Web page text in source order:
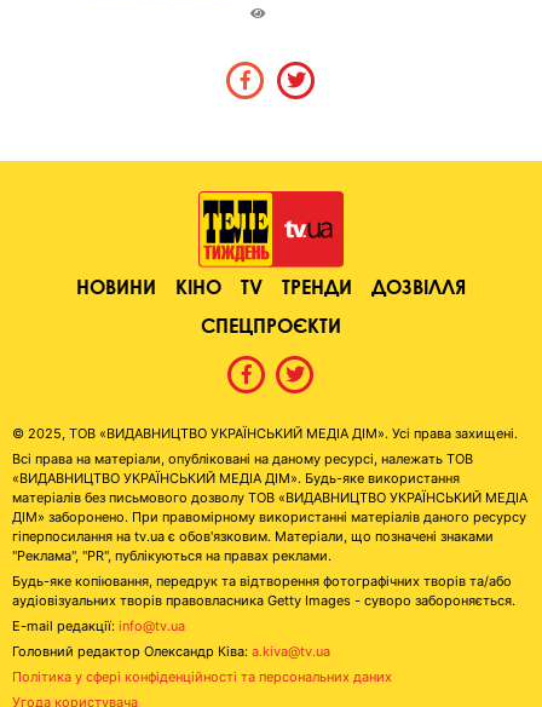
НОВИНИ КІНО TV ТРЕНДИ
ДОЗВІЛЛЯ
СПЕЦПРОЄКТИ
© 2025, ТОВ «ВИДАВНИЦТВО УКРАЇНСЬКИЙ МЕДІА ДІМ». Усі права захищені.
Всі права на матеріали, опубліковані на даному ресурсі, належать ТОВ
«ВИДАВНИЦТВО УКРАЇНСЬКИЙ МЕДІА ДІМ». Будь-яке використання
матеріалів без письмового дозволу ТОВ «ВИДАВНИЦТВО УКРАЇНСЬКИЙ МЕДІА
ДІМ» заборонено. При правомірному використанні матеріалів даного ресурсу
гіперпосилання на tv.ua є обов'язковим. Матеріали, що позначені знаками
"Реклама", "PR", публікуються на правах реклами.
Будь-яке копіювання, передрук та відтворення фотографічних творів та/або
аудіовізуальних творів правовласника Getty Images - суворо забороняється.
E-mail редакції: info@tv.ua
Головний редактор Олександр Ківа: a.kiva@tv.ua
Політика у сфері конфіденційності та персональних даних
Угода користувача